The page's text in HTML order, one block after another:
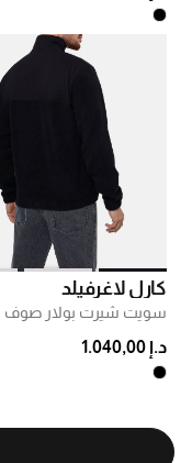
كارل لاغرفيلد
د.إ 1.040,00